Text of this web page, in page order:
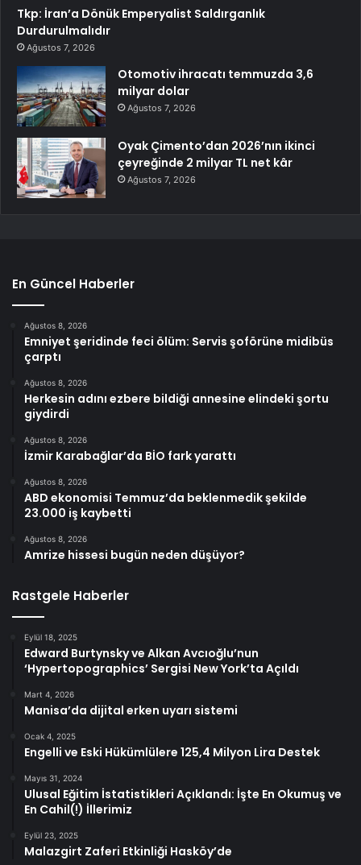
Tkp: İran’a Dönük Emperyalist Saldırganlık
Durdurulmalıdır
Ağustos 7, 2026
Otomotiv ihracatı temmuzda 3,6
milyar dolar
Ağustos 7, 2026
Oyak Çimento’dan 2026’nın ikinci
çeyreğinde 2 milyar TL net kâr
Ağustos 7, 2026
En Güncel Haberler
Ağustos 8, 2026
Emniyet şeridinde feci ölüm: Servis şoförüne midibüs
çarptı
Ağustos 8, 2026
Herkesin adını ezbere bildiği annesine elindeki şortu
giydirdi
Ağustos 8, 2026
İzmir Karabağlar’da BİO fark yarattı
Ağustos 8, 2026
ABD ekonomisi Temmuz’da beklenmedik şekilde
23.000 iş kaybetti
Ağustos 8, 2026
Amrize hissesi bugün neden düşüyor?
Rastgele Haberler
Eylül 18, 2025
Edward Burtynsky ve Alkan Avcıoğlu’nun
‘Hypertopographics’ Sergisi New York’ta Açıldı
Mart 4, 2026
Manisa’da dijital erken uyarı sistemi
Ocak 4, 2025
Engelli ve Eski Hükümlülere 125,4 Milyon Lira Destek
Mayıs 31, 2024
Ulusal Eğitim İstatistikleri Açıklandı: İşte En Okumuş ve
En Cahil(!) İllerimiz
Eylül 23, 2025
Malazgirt Zaferi Etkinliği Hasköy’de